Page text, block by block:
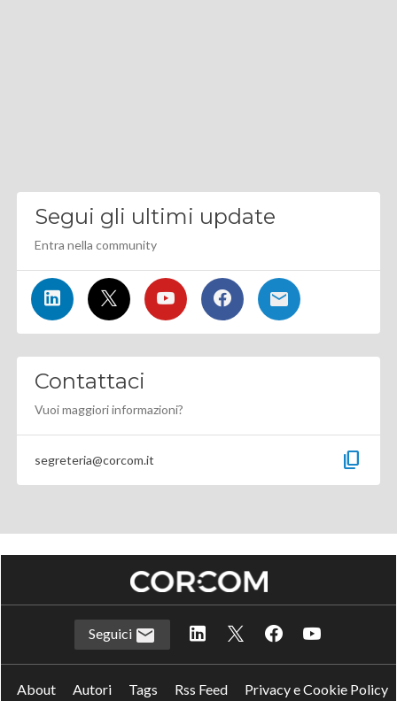
Segui gli ultimi update
Entra nella community
Contattaci
Vuoi maggiori informazioni?
segreteria@corcom.it content_copy
Seguici
About Autori Tags Rss Feed
Privacy e Cookie Policy